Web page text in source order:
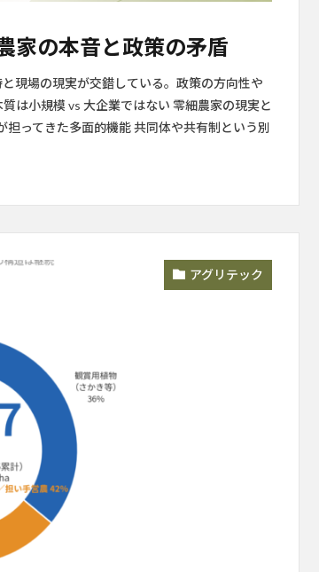
家の本音と政策の矛盾
現場の現実が交錯している。政策の方向性や
は小規模 vs 大企業ではない 零細農家の現実と
ってきた多面的機能 共同体や共有制という別
アグリテック